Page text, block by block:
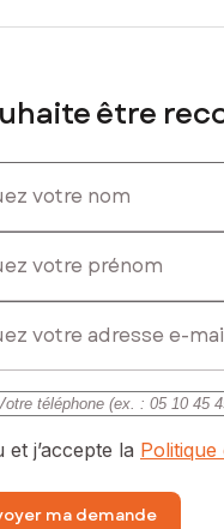
enchanteur et plein
commercial
être
nom
votre prénom
et j’accepte la
ma demande